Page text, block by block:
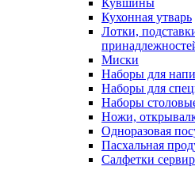
Кувшины
Кухонная утварь
Лотки,
Миски
Наборы для
Наборы для
Наборы
Ножи,
Одноразовая
Пасхальная
Салфетки